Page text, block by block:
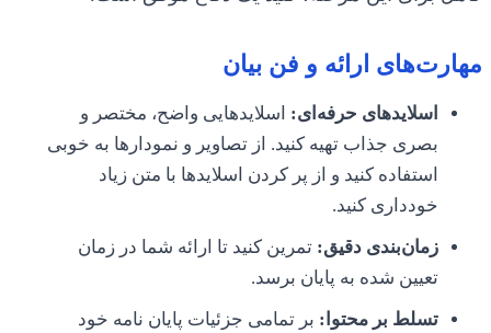
مهارت‌های ارائه و فن بیان
اسلایدهای حرفه‌ای: اسلایدهایی واضح، مختصر و
بصری جذاب تهیه کنید. از تصاویر و نمودارها به خوبی
استفاده کنید و از پر کردن اسلایدها با متن زیاد
خودداری کنید.
زمان‌بندی دقیق: تمرین کنید تا ارائه شما در زمان
تعیین شده به پایان برسد.
تسلط بر محتوا: بر تمامی جزئیات پایان نامه خود